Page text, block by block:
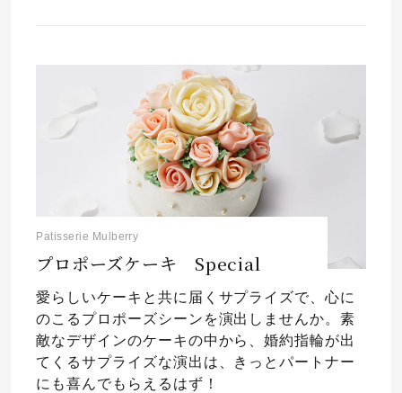
Patisserie Mulberry
プロポーズケーキ Special
愛らしいケーキと共に届くサプライズで、心に
のこるプロポーズシーンを演出しませんか。素
敵なデザインのケーキの中から、婚約指輪が出
てくるサプライズな演出は、きっとパートナー
にも喜んでもらえるはず！